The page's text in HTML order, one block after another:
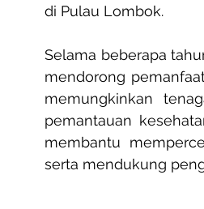
di Pulau Lombok.
Selama beberapa
mendorong
memungkinkan
pemantauan
membantu
serta mendukung